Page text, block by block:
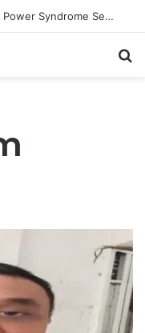
Cara Efektif Mengatasi Gejala Post Power Syndrome Setelah Pensiun Kerja